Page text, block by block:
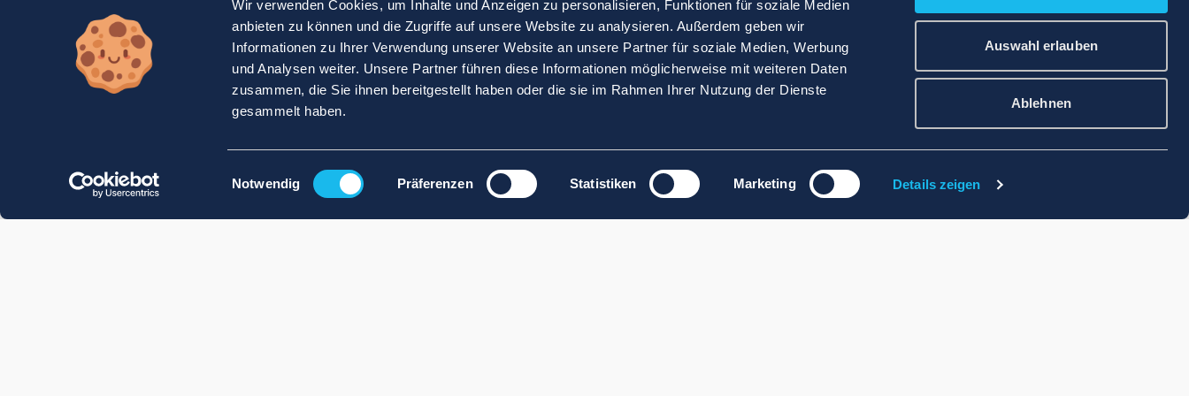
Wir verwenden Cookies, um Inhalte und Anzeigen zu personalisieren, Funktionen für soziale Medien
anbieten zu können und die Zugriffe auf unsere Website zu analysieren. Außerdem geben wir
Informationen zu Ihrer Verwendung unserer Website an unsere Partner für soziale Medien, Werbung
und Analysen weiter. Unsere Partner führen diese Informationen möglicherweise mit weiteren Daten
zusammen, die Sie ihnen bereitgestellt haben oder die sie im Rahmen Ihrer Nutzung der Dienste
gesammelt haben.
Einwilligungsauswahl
Notwendig Präferenzen Statistiken Marketing Details zeigen
Auswahl erlauben
Ablehnen